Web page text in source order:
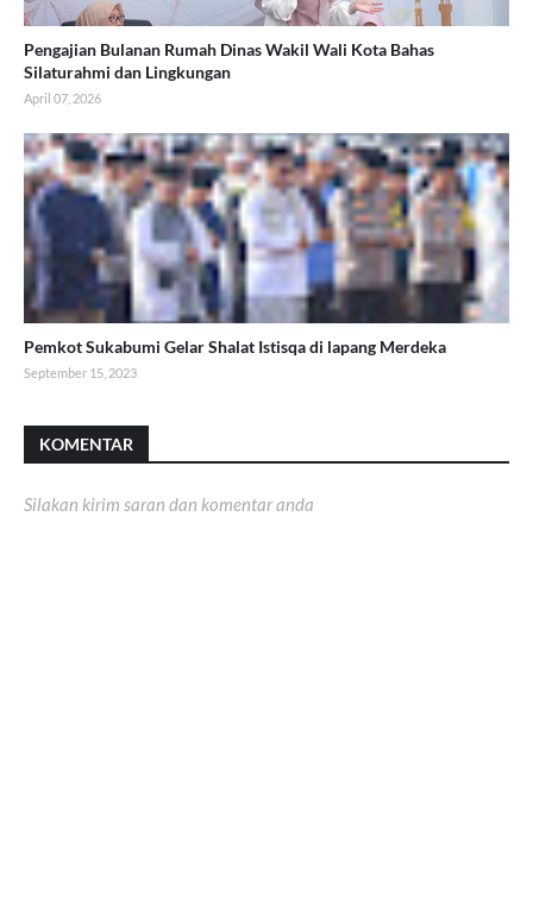
Pengajian Bulanan Rumah Dinas Wakil Wali Kota Bahas
Silaturahmi dan Lingkungan
April 07, 2026
Pemkot Sukabumi Gelar Shalat Istisqa di lapang Merdeka
September 15, 2023
KOMENTAR
Silakan kirim saran dan komentar anda